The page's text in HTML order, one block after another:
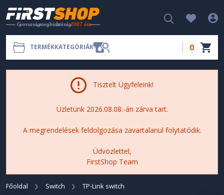
TERMÉKKATEGÓRIÁK 0
Tisztelt Ügyfeleink!
Üzletünk 2026.08.08.-án zárva tart.
A megrendelések feldolgozása zavartalanul folytatódik.
Üdvözlettel,
FirstShop Team
Főoldal Switch TP-Link switch